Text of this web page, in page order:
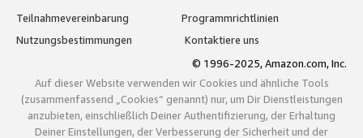
Teilnahmevereinbarung
Programmrichtlinien
Nutzungsbestimmungen
Kontaktiere uns
© 1996-2025, Amazon.com, Inc.
Auf dieser Website verwenden wir Cookies und ähnliche Tools
(zusammenfassend „Cookies“ genannt) nur, um Dir Dienstleistungen
anzubieten, einschließlich Deiner Authentifizierung, der Erhaltung
Deiner Einstellungen, der Verbesserung der Sicherheit und der